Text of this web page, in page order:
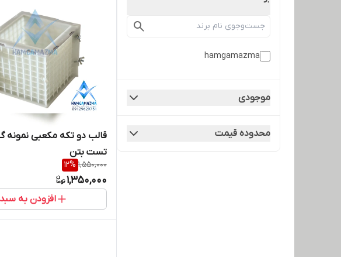
hamgamazma
موجودی
محدوده قیمت
قالب دو تکه مکعبی نمونه
تست بتن
1,550,000
12%
1,350,000
افزودن به سبد